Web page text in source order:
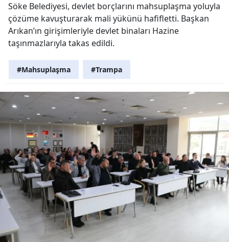
Söke Belediyesi, devlet borçlarını mahsuplaşma yoluyla
çözüme kavuşturarak mali yükünü hafifletti. Başkan
Arıkan’ın girişimleriyle devlet binaları Hazine
taşınmazlarıyla takas edildi.
#Mahsuplaşma #Trampa